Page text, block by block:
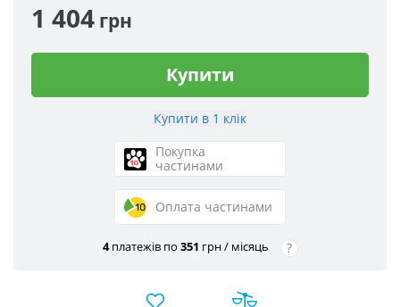
1 404 грн
Купити
Покупка
частинами
Оплата частинами
4платежів по 351 грн / місяць ?